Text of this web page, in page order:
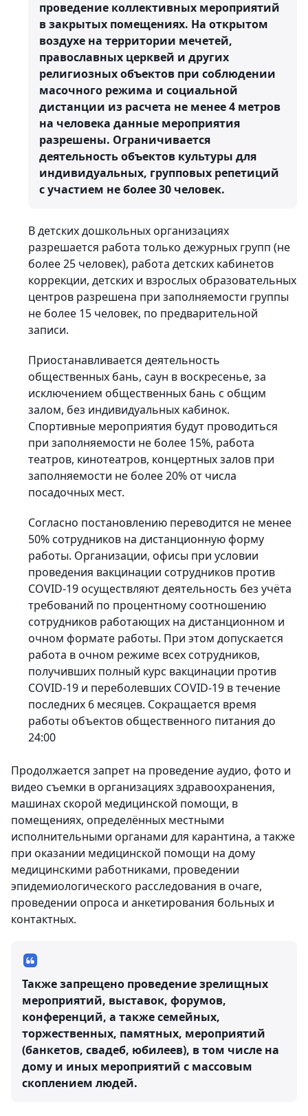
проведение коллективных мероприятий
в закрытых помещениях. На открытом
воздухе на территории мечетей,
православных церквей и других
религиозных объектов при соблюдении
масочного режима и социальной
дистанции из расчета не менее 4 метров
на человека данные мероприятия
разрешены. Ограничивается
деятельность объектов культуры для
индивидуальных, групповых репетиций
с участием не более 30 человек.
В детских дошкольных организациях
разрешается работа только дежурных групп (не
более 25 человек), работа детских кабинетов
коррекции, детских и взрослых образовательных
центров разрешена при заполняемости группы
не более 15 человек, по предварительной
записи.
Приостанавливается деятельность
общественных бань, саун в воскресенье, за
исключением общественных бань с общим
залом, без индивидуальных кабинок.
Спортивные мероприятия будут проводиться
при заполняемости не более 15%, работа
театров, кинотеатров, концертных залов при
заполняемости не более 20% от числа
посадочных мест.
Согласно постановлению переводится не менее
50% сотрудников на дистанционную форму
работы. Организации, офисы при условии
проведения вакцинации сотрудников против
COVID-19 осуществляют деятельность без учёта
требований по процентному соотношению
сотрудников работающих на дистанционном и
очном формате работы. При этом допускается
работа в очном режиме всех сотрудников,
получивших полный курс вакцинации против
COVID-19 и переболевших COVID-19 в течение
последних 6 месяцев. Сокращается время
работы объектов общественного питания до
24:00
Продолжается запрет на проведение аудио, фото и
видео съемки в организациях здравоохранения,
машинах скорой медицинской помощи, в
помещениях, определённых местными
исполнительными органами для карантина, а также
при оказании медицинской помощи на дому
медицинскими работниками, проведении
эпидемиологического расследования в очаге,
проведении опроса и анкетирования больных и
контактных.
Также запрещено проведение зрелищных
мероприятий, выставок, форумов,
конференций, а также семейных,
торжественных, памятных, мероприятий
(банкетов, свадеб, юбилеев), в том числе на
дому и иных мероприятий с массовым
скоплением людей.